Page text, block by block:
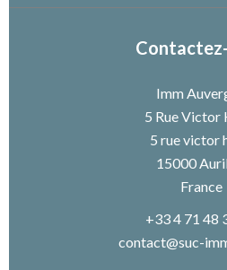
Imm
5 Rue Victor
5 rue victor
15000
France
+33 4 71 48
contact@suc-